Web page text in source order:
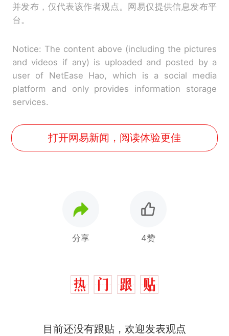
并发布，仅代表该作者观点。网易仅提供信息发布平
台。
Notice: The content above (including the pictures
and videos if any) is uploaded and posted by a
user of NetEase Hao, which is a social media
platform and only provides information storage
services.
打开网易新闻，阅读体验更佳
分享 4赞
目前还没有跟贴，欢迎发表观点
因老师一句“跟我回家”改写了